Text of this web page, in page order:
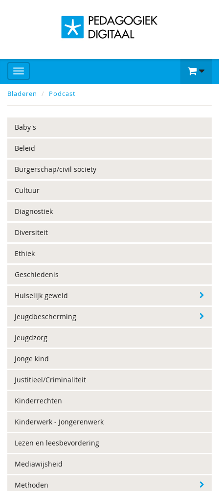
Bladeren Podcast
Baby's
Beleid
Burgerschap/civil society
Cultuur
Diagnostiek
Diversiteit
Ethiek
Geschiedenis
Huiselijk geweld
Jeugdbescherming
Jeugdzorg
Jonge kind
Justitieel/Criminaliteit
Kinderrechten
Kinderwerk - Jongerenwerk
Lezen en leesbevordering
Mediawijsheid
Methoden